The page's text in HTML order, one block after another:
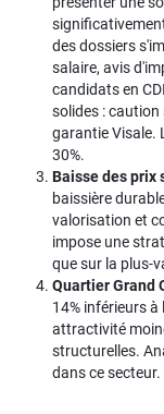
des dossiers
salaire, avis
candidats en
solides : caution
garantie Visale.
30%.
Baisse des prix
baissière
valorisation et
impose une
que sur la plus-
Quartier Grand
14% inférieurs
attractivité
structurelles.
dans ce secteur.